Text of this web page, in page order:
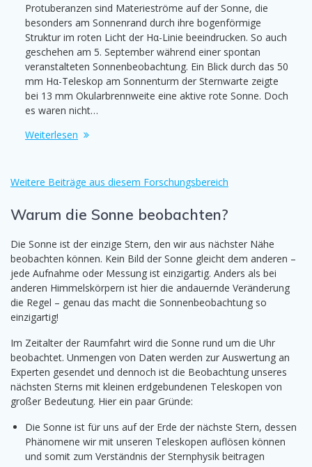
Protuberanzen sind Materieströme auf der Sonne, die
besonders am Sonnenrand durch ihre bogenförmige
Struktur im roten Licht der Hα-Linie beeindrucken. So auch
geschehen am 5. September während einer spontan
veranstalteten Sonnenbeobachtung. Ein Blick durch das 50
mm Hα-Teleskop am Sonnenturm der Sternwarte zeigte
bei 13 mm Okularbrennweite eine aktive rote Sonne. Doch
es waren nicht…
Weiterlesen
Weitere Beiträge aus diesem Forschungsbereich
Warum die Sonne beobachten?
Die Sonne ist der einzige Stern, den wir aus nächster Nähe
beobachten können. Kein Bild der Sonne gleicht dem anderen –
jede Aufnahme oder Messung ist einzigartig. Anders als bei
anderen Himmelskörpern ist hier die andauernde Veränderung
die Regel – genau das macht die Sonnenbeobachtung so
einzigartig!
Im Zeitalter der Raumfahrt wird die Sonne rund um die Uhr
beobachtet. Unmengen von Daten werden zur Auswertung an
Experten gesendet und dennoch ist die Beobachtung unseres
nächsten Sterns mit kleinen erdgebundenen Teleskopen von
großer Bedeutung. Hier ein paar Gründe:
Die Sonne ist für uns auf der Erde der nächste Stern, dessen
Phänomene wir mit unseren Teleskopen auflösen können
und somit zum Verständnis der Sternphysik beitragen